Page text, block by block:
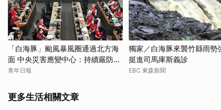
「白海豚」颱風暴風圈通過北方海
面 中央災害應變中心：持續嚴防暴
潮與豪雨
青年日報
獨家／白海豚來襲竹縣雨勢
挺進司馬庫斯義診
EBC 東森新聞
更多生活相關文章